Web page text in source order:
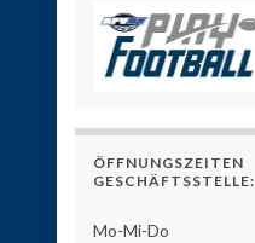
ÖFFNUNGSZEITEN
GESCHÄFTSSTELLE:
Mo-Mi-Do